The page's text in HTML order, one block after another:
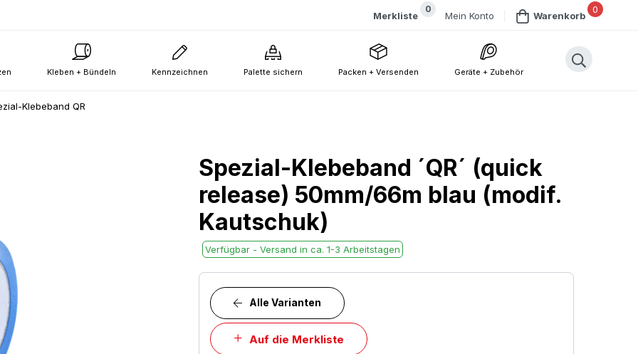
0
Merkliste Mein Konto
0
Warenkorb
Kleben + Bündeln Kennzeichnen Palette sichern Packen + Versenden Geräte + Zubehör
Klebeband QR
Spezial-Klebeband ´QR´ (quick
release) 50mm/66m blau (modif.
Kautschuk)
Verfügbar - Versand in ca. 1-3 Arbeitstagen
Auf die Merkliste
Alle Varianten